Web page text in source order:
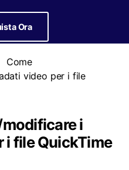
per aiutarti a utilizzare
e GPU supportati.
Sign In
Ora
Come
video per i file
i
i file QuickTime